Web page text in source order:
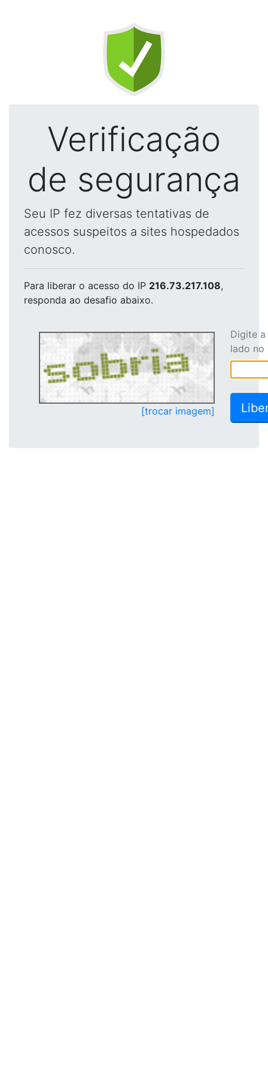
Verificação
de segurança
Seu IP fez diversas tentativas de
acessos suspeitos a sites hospedados
conosco.
Para liberar o acesso do IP 216.73.217.108,
responda ao desafio abaixo.
[trocar imagem]
Digite
lado no